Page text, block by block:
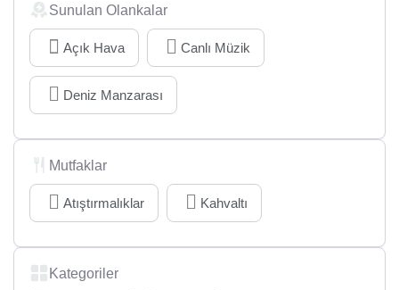
Sunulan Olankalar
Açık Hava Canlı Müzik
Deniz Manzarası
Mutfaklar
Atıştırmalıklar Kahvaltı
Kategoriler